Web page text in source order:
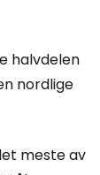
halvdelen
nordlige
meste av